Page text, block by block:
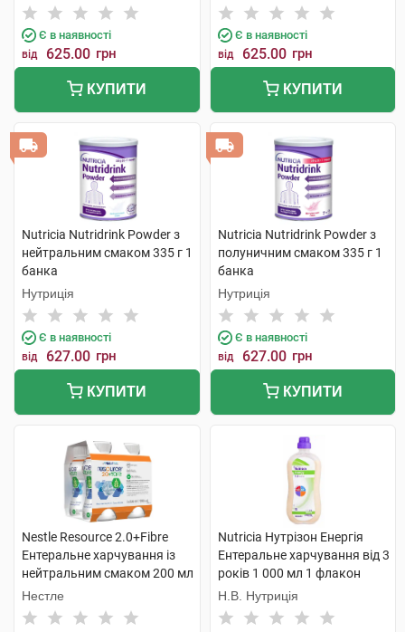
Є в наявності
від 625.00 грн
КУПИТИ
Є в наявності
від 625.00 грн
КУПИТИ
Nutricia Nutridrink Powder з
нейтральним смаком 335 г 1
банка
Нутриція
Є в наявності
від 627.00 грн
КУПИТИ
Nutricia Nutridrink Powder з
полуничним смаком 335 г 1
банка
Нутриція
Є в наявності
від 627.00 грн
КУПИТИ
Nestle Resource 2.0+Fibre
Ентеральне харчування із
нейтральним смаком 200 мл
4 пляшки
Нестле
Nutricia Нутрізон Енергія
Ентеральне харчування від 3
років 1 000 мл 1 флакон
Н.В. Нутриція